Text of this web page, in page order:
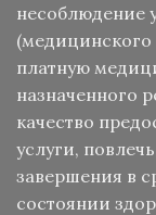
несоблюдение
(медицинского
платную
назначенного
качество
услуги,
завершения в
состоянии